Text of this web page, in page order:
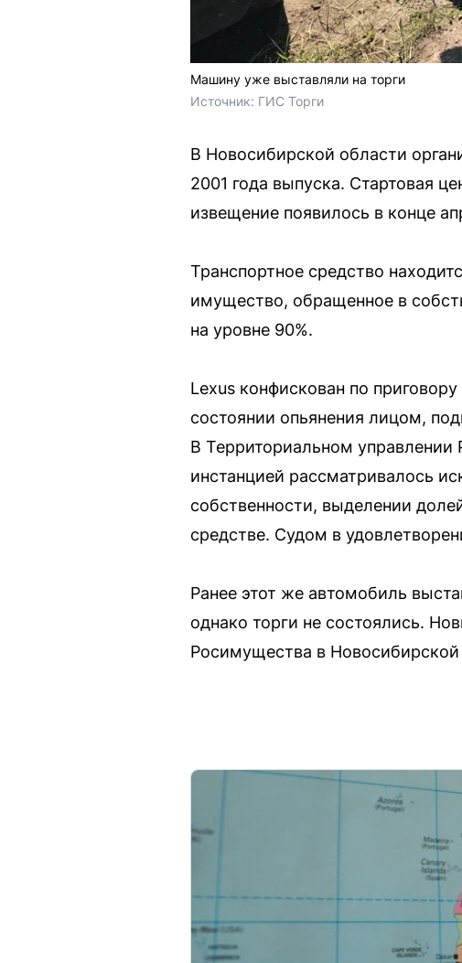
Машину уже выставляли на торги
Источник: ГИС Торги
В Новосибирской области
2001 года выпуска. Стартовая
извещение появилось в конце
Транспортное средство
имущество, обращенное в
на уровне 90%.
Lexus конфискован по
состоянии опьянения лицом,
В Территориальном
инстанцией рассматривалось
собственности, выделении
средстве. Судом в
Ранее этот же автомобиль
однако торги не состоялись.
Росимущества в Новосибирской